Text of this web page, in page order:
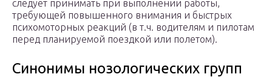
следует принимать при выполнении работы,
требующей повышенного внимания и быстрых
психомоторных реакций (в т.ч. водителям и пилотам
перед планируемой поездкой или полетом).
Синонимы нозологических групп